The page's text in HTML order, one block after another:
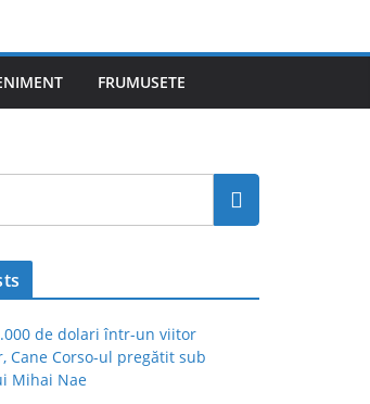
FRUMUSETE
de dolari într-un viitor
Cane Corso-ul pregătit sub
Mihai Nae